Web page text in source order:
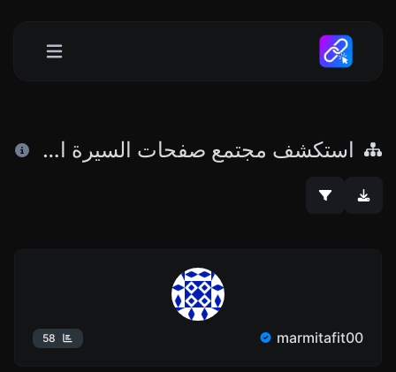
استكشف مجتمع صفحات السيرة الذاتية لدينا
marmitafit00